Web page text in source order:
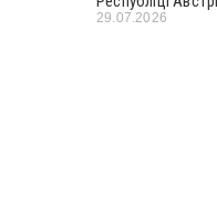
29.07.2026